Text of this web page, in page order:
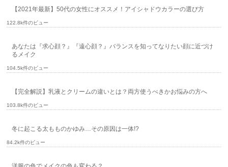
【2021年最新】50代の女性にオススメ！アイシャドウカラーの選び方
122.8k件のビュー
あなたは『求心顔？』『遠心顔？』バランスを知ってなりたい顔に近づけ
るメイク
104.5k件のビュー
【完全解説】乳液とクリームの違いとは？両方使うべきかお悩みの方へ
103.8k件のビュー
冬に起こる太もものかゆみ…その原因は一体!?
84.2k件のビュー